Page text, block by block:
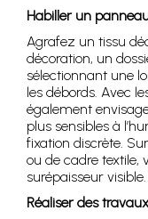
Habiller un
Agrafez un tissu
décoration, un
sélectionnant une
les débords. Avec
également
plus sensibles à
fixation discrète.
ou de cadre textile,
surépaisseur visible.
Réaliser des